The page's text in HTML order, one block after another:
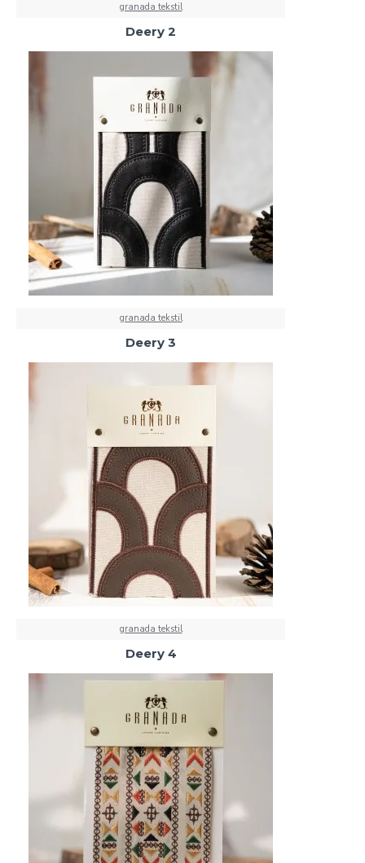
granada tekstil
Deery 2
granada tekstil
Deery 3
granada tekstil
Deery 4